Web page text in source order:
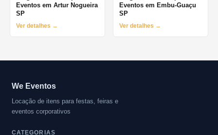
Eventos em Artur Nogueira
SP
Ver detalhes →
Eventos em Embu-Guaçu
SP
Ver detalhes →
We Eventos
Locação de itens para festas, feiras e
eventos corporativos
CATEGORIAS